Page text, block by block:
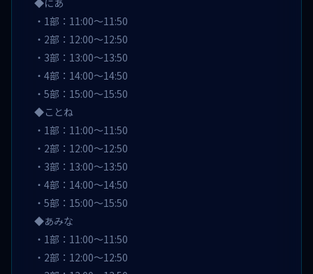
◆にあ
・1部：11:00～11:50
・2部：12:00～12:50
・3部：13:00～13:50
・4部：14:00～14:50
・5部：15:00～15:50
◆ことね
・1部：11:00～11:50
・2部：12:00～12:50
・3部：13:00～13:50
・4部：14:00～14:50
・5部：15:00～15:50
◆あみな
・1部：11:00～11:50
・2部：12:00～12:50